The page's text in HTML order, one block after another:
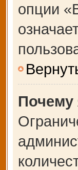
опции
Почему